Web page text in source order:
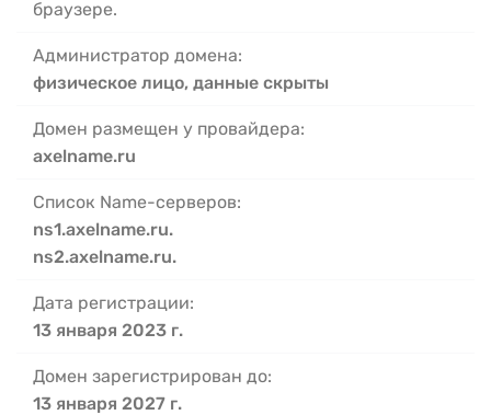
браузере.
Администратор домена:
физическое лицо, данные скрыты
Домен размещен у провайдера:
axelname.ru
Список Name-серверов:
ns1.axelname.ru.
ns2.axelname.ru.
Дата регистрации:
13 января 2023 г.
Домен зарегистрирован до:
13 января 2027 г.